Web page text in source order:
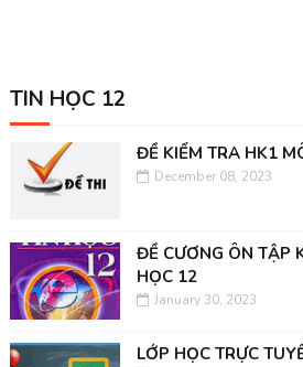
TIN HỌC 12
ĐỀ KIỂM TRA HK1
December 08, 2023
ĐỀ CƯƠNG ÔN TẬP
HỌC 12
January 30, 2023
LỚP HỌC TRỰC